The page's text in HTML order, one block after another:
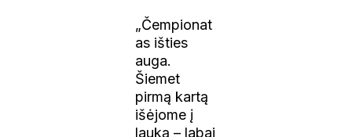
„Čempionat
as išties
auga.
Šiemet
pirmą kartą
išėjome į
lauką – labai